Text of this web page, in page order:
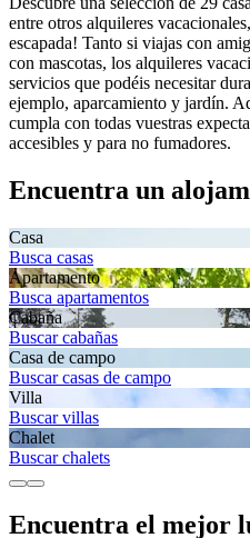
entre otros alquileres
escapada! Tanto si viajas con
con mascotas, los alquileres
servicios que podéis necesitar
ejemplo, aparcamiento y jardín.
cumpla con todas vuestras
accesibles y para no fumadores.
Encuentra un
Casa
Busca casas
Apartamento
Busca apartamentos
Cabaña
Buscar cabañas
Casa de campo
Buscar casas de campo
Villa
Buscar villas
Chalet
Buscar chalets
Encuentra el mejor